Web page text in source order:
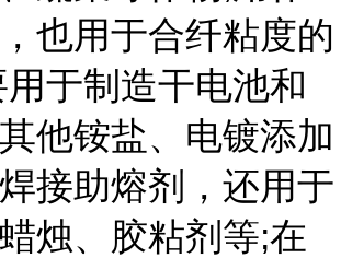
也用于合纤粘度的
于制造干电池和
他铵盐、电镀添加
接助熔剂，还用于
烛、胶粘剂等;在